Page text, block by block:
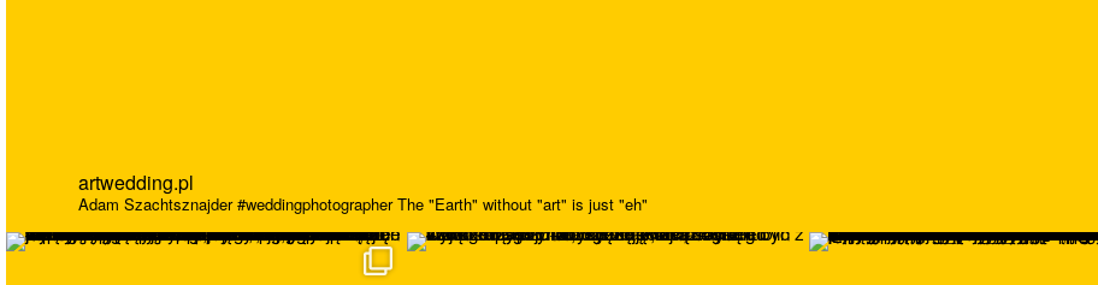
artwedding.pl
Adam Szachtsznajder#weddingphotographerThe "Earth" without "art" is just "eh"